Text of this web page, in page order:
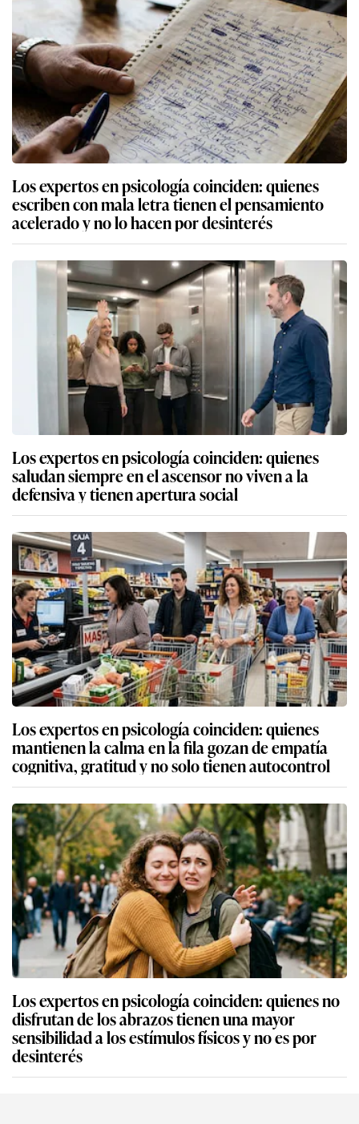
Los expertos en psicología coinciden: quienes
escriben con mala letra tienen el pensamiento
acelerado y no lo hacen por desinterés
Los expertos en psicología coinciden: quienes
saludan siempre en el ascensor no viven a la
defensiva y tienen apertura social
Los expertos en psicología coinciden: quienes
mantienen la calma en la fila gozan de empatía
cognitiva, gratitud y no solo tienen autocontrol
Los expertos en psicología coinciden: quienes no
disfrutan de los abrazos tienen una mayor
sensibilidad a los estímulos físicos y no es por
desinterés